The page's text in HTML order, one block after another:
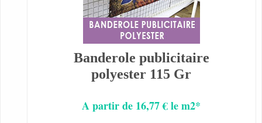
Banderole publicitaire
polyester 115 Gr
A partir de 16,77 € le m2*